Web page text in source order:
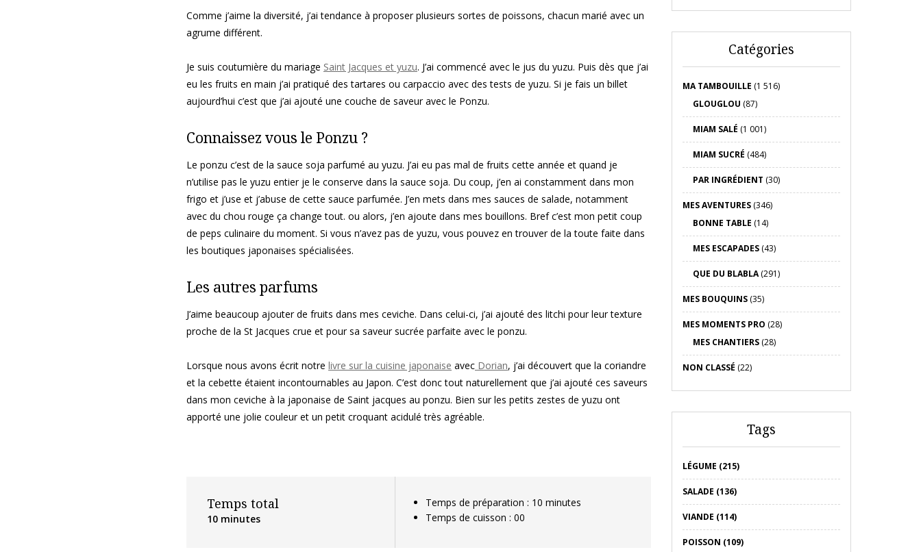
Comme j’aime la diversité, j’ai tendance à proposer plusieurs sortes de poissons, chacun marié avec un
agrume différent.
Je suis coutumière du mariage Saint Jacques et yuzu. J’ai commencé avec le jus du yuzu. Puis dès que j’ai
eu les fruits en main j’ai pratiqué des tartares ou carpaccio avec des tests de yuzu. Si je fais un billet
aujourd’hui c’est que j’ai ajouté une couche de saveur avec le Ponzu.
Connaissez vous le Ponzu ?
Le ponzu c’est de la sauce soja parfumé au yuzu. J’ai eu pas mal de fruits cette année et quand je
n’utilise pas le yuzu entier je le conserve dans la sauce soja. Du coup, j’en ai constamment dans mon
frigo et j’use et j’abuse de cette sauce parfumée. J’en mets dans mes sauces de salade, notamment
avec du chou rouge ça change tout. ou alors, j’en ajoute dans mes bouillons. Bref c’est mon petit coup
de peps culinaire du moment. Si vous n’avez pas de yuzu, vous pouvez en trouver de la toute faite dans
les boutiques japonaises spécialisées.
Les autres parfums
J’aime beaucoup ajouter de fruits dans mes ceviche. Dans celui-ci, j’ai ajouté des litchi pour leur texture
proche de la St Jacques crue et pour sa saveur sucrée parfaite avec le ponzu.
Lorsque nous avons écrit notre livre sur la cuisine japonaise avec Dorian, j’ai découvert que la coriandre
et la cebette étaient incontournables au Japon. C’est donc tout naturellement que j’ai ajouté ces saveurs
dans mon ceviche à la japonaise de Saint jacques au ponzu. Bien sur les petits zestes de yuzu ont
apporté une jolie couleur et un petit croquant acidulé très agréable.
Temps total
10 minutes
Temps de préparation : 10 minutes
Temps de cuisson : 00
Catégories
MA TAMBOUILLE (1 516)
GLOUGLOU (87)
MIAM SALÉ (1 001)
MIAM SUCRÉ (484)
PAR INGRÉDIENT (30)
MES AVENTURES(346)
BONNE TABLE (14)
MES ESCAPADES(43)
QUE DU BLABLA(291)
MES BOUQUINS(35)
MES MOMENTS PRO (28)
MES CHANTIERS(28)
NON CLASSÉ (22)
Tags
LÉGUME (215)
SALADE (136)
VIANDE (114)
POISSON (109)